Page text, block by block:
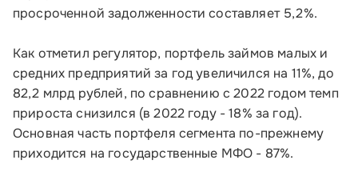
Малому и среднему бизнесу
Банкам и финансовым организациям
просроченной задолженности составляет 5,2%.
Как отметил регулятор, портфель займов малых и
средних предприятий за год увеличился на 11%, до
82,2 млрд рублей, по сравнению с 2022 годом темп
прироста снизился (в 2022 году - 18% за год).
Основная часть портфеля сегмента по-прежнему
приходится на государственные МФО - 87%.